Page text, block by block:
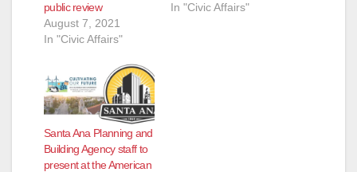
public review
August 7, 2021
In "Civic Affairs"
In "Civic Affairs"
Santa Ana Planning and
Building Agency staff to
present at the American